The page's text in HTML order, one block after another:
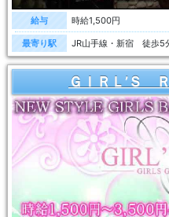
給与 時給1,500円
最寄り駅 JR山手線・新宿 徒歩5
ＧＩＲＬ’Ｓ